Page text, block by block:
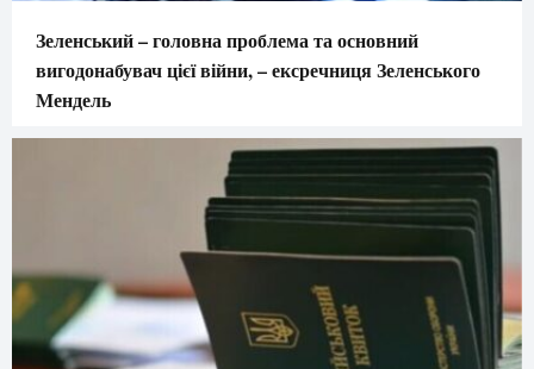
Зеленський – головна проблема та основний
вигодонабувач цієї війни, – ексречниця Зеленського
Мендель